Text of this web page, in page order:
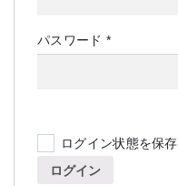
パスワード *必
須
ログイン状態を保存
ログイン